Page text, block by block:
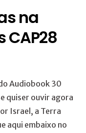
na
CAP28
Audiobook 30
quiser ouvir agora
Israel, a Terra
aqui embaixo no